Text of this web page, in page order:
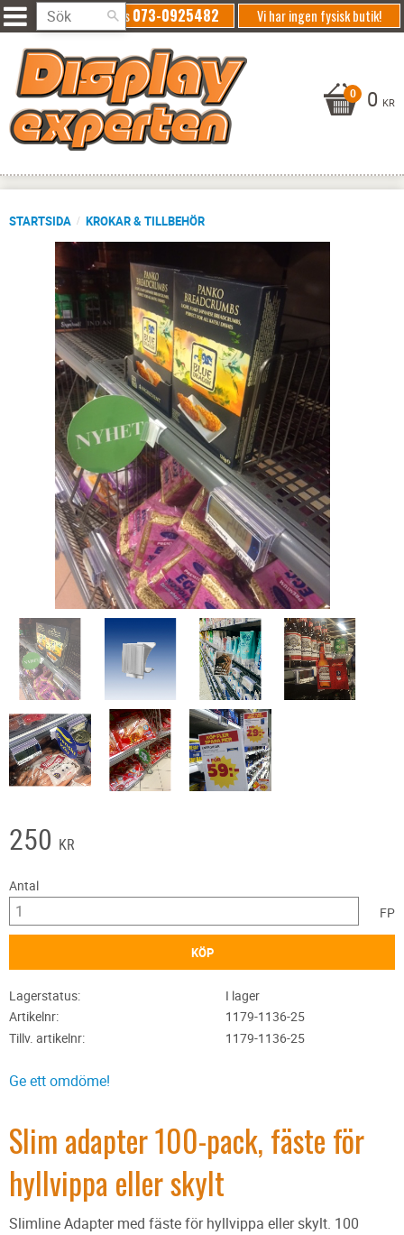
Vi har ingen fysisk butik!
Ring oss073-0925482
0 KR
STARTSIDA KROKAR & TILLBEHÖR
250 KR
Antal
FP
KÖP
Lagerstatus
I lager
Artikelnr
1179-1136-25
Tillv. artikelnr
1179-1136-25
Ge ett omdöme!
Slim adapter 100-pack, fäste för
hyllvippa eller skylt
Slimline Adapter med fäste för hyllvippa eller skylt. 100